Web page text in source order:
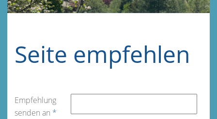
Seite empfehlen
Empfehlung
senden an *